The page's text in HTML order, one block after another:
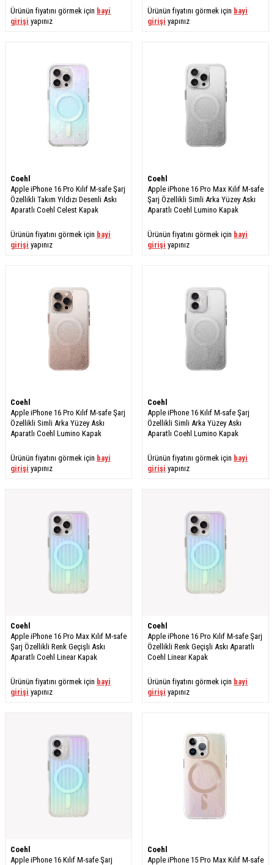
Ürünün fiyatını görmek için bayi
girişi yapınız
Ürünün fiyatını görmek için bayi
girişi yapınız
Coehl
Apple iPhone 16 Pro Kılıf M-safe Şarj
Özellikli Takım Yıldızı Desenli Askı
Aparatlı Coehl Celest Kapak
Ürünün fiyatını görmek için bayi
girişi yapınız
Coehl
Apple iPhone 16 Pro Max Kılıf M-safe
Şarj Özellikli Simli Arka Yüzey Askı
Aparatlı Coehl Lumino Kapak
Ürünün fiyatını görmek için bayi
girişi yapınız
Coehl
Apple iPhone 16 Pro Kılıf M-safe Şarj
Özellikli Simli Arka Yüzey Askı
Aparatlı Coehl Lumino Kapak
Ürünün fiyatını görmek için bayi
girişi yapınız
Coehl
Apple iPhone 16 Kılıf M-safe Şarj
Özellikli Simli Arka Yüzey Askı
Aparatlı Coehl Lumino Kapak
Ürünün fiyatını görmek için bayi
girişi yapınız
Coehl
Apple iPhone 16 Pro Max Kılıf M-safe
Şarj Özellikli Renk Geçişli Askı
Aparatlı Coehl Linear Kapak
Ürünün fiyatını görmek için bayi
girişi yapınız
Coehl
Apple iPhone 16 Pro Kılıf M-safe Şarj
Özellikli Renk Geçişli Askı Aparatlı
Coehl Linear Kapak
Ürünün fiyatını görmek için bayi
girişi yapınız
Coehl
Apple iPhone 16 Kılıf M-safe Şarj
Coehl
Apple iPhone 15 Pro Max Kılıf M-safe